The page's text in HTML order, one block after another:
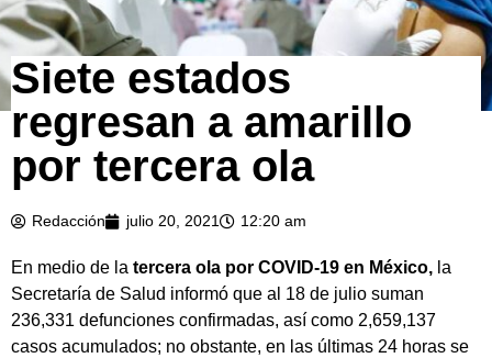
Siete estados
regresan a amarillo
por tercera ola
Redacción julio 20, 2021 12:20 am
En medio de la tercera ola por COVID-19 en México, la
Secretaría de Salud informó que al 18 de julio suman
236,331 defunciones confirmadas, así como 2,659,137
casos acumulados; no obstante, en las últimas 24 horas se